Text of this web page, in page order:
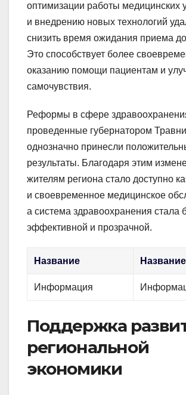
оптимизации работы медицинских
и внедрению новых технологий
снизить время ожидания приема
Это способствует более
оказанию помощи пациентам и
самочувствия.
Реформы в сфере
проведенные губернатором
однозначно принесли
результаты. Благодаря этим
жителям региона стало доступно
и своевременное медицинское
а система здравоохранения стала
эффективной и прозрачной.
Название Название
Информация
Поддержка
региональной
экономики